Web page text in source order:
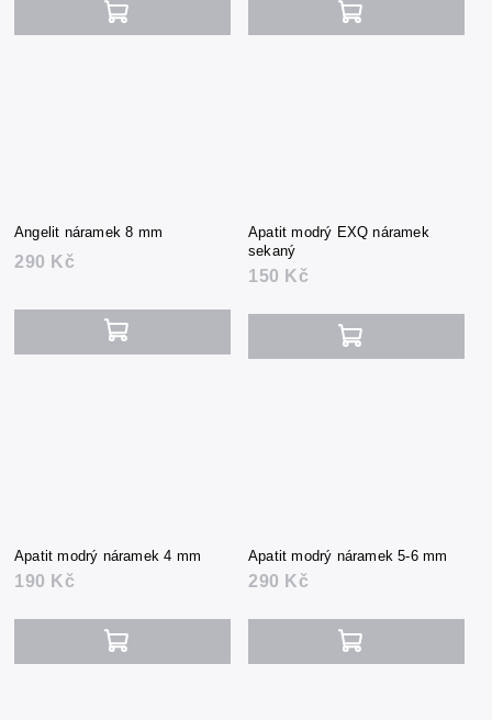
Angelit náramek 8 mm
290 Kč
Apatit modrý EXQ náramek
sekaný
150 Kč
Apatit modrý náramek 4 mm
190 Kč
Apatit modrý náramek 5-6 mm
290 Kč